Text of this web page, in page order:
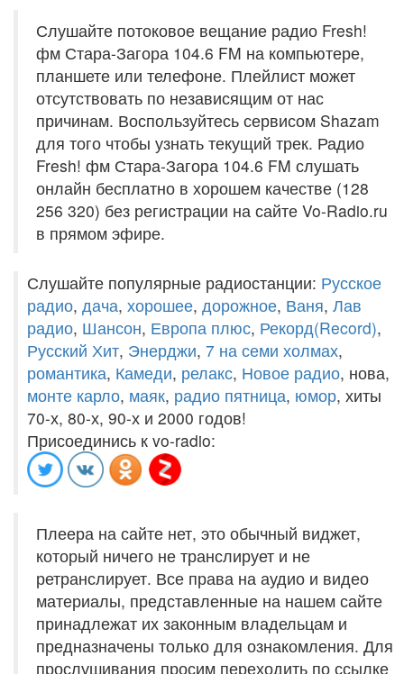
Слушайте потоковое вещание радио Fresh!
фм Стара-Загора 104.6 FM на компьютере,
планшете или телефоне. Плейлист может
отсутствовать по независящим от нас
причинам. Воспользуйтесь сервисом Shazam
для того чтобы узнать текущий трек. Радио
Fresh! фм Стара-Загора 104.6 FM слушать
онлайн бесплатно в хорошем качестве (128
256 320) без регистрации на сайте Vo-Radio.ru
в прямом эфире.
Слушайте популярные радиостанции: Русское
радио, дача, хорошее, дорожное, Ваня, Лав
радио, Шансон, Европа плюс, Рекорд(Record),
Русский Хит, Энерджи, 7 на семи холмах,
романтика, Камеди, релакс, Новое радио, нова,
монте карло, маяк, радио пятница, юмор, хиты
70-х, 80-х, 90-х и 2000 годов!
Присоединись к vo-radio:
Плеера на сайте нет, это обычный виджет,
который ничего не транслирует и не
ретранслирует. Все права на аудио и видео
материалы, представленные на нашем сайте
принадлежат их законным владельцам и
предназначены только для ознакомления. Для
прослушивания просим переходить по ссылке